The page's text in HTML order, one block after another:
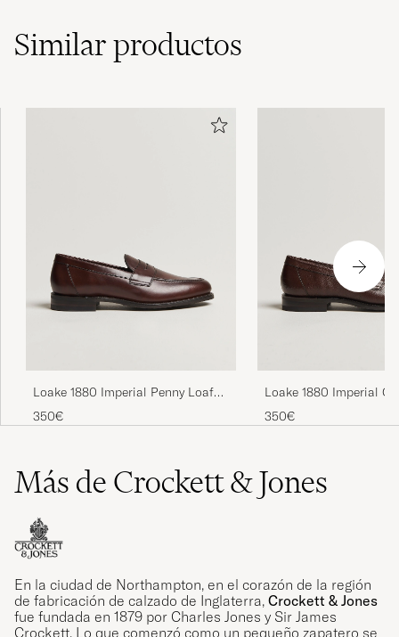
Similarproductos
Loake 1880 Imperial Penny Loafer
Dark Brown
350€
Loake 1880 Imperial
Penny Loafer Dark
350€
Más de Crockett & Jones
En la ciudad de Northampton, en el corazón de la región
de fabricación de calzado de Inglaterra, Crockett & Jones
fue fundada en 1879 por Charles Jones y Sir James
Crockett. Lo que comenzó como un pequeño zapatero se